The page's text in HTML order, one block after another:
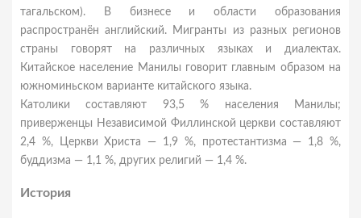
тагальском). В бизнесе и области образования
распространён английский. Мигранты из разных регионов
страны говорят на различных языках и диалектах.
Китайское население Манилы говорит главным образом на
южноминьском варианте китайского языка.
Католики составляют 93,5 % населения Манилы;
приверженцы Независимой Филлинской церкви составляют
2,4 %, Церкви Христа — 1,9 %, протестантизма — 1,8 %,
буддизма — 1,1 %, других религий — 1,4 %.
История